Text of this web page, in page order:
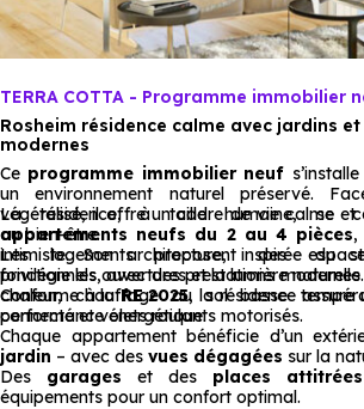
Musée : non disponible.
Restaurant :non disponible.
Services :
Police :non disponible
Poste :non disponible.
Bibliothèque :non disponible.
TERRA COTTA - Programme immobilier
Rosheim résidence calme avec jardins
modernes
Ce programme immobilier neuf
un environnement naturel préservé.
végétalisé, il offre un cadre de vie calme et
au bien-être.
La résidence, à taille humaine, se
appartements neufs du 2 au 4 pièces,
intimiste. Son architecture, inspirée du
privilégie les ouvertures et la lumière naturelle.
Les logements proposent des
fonctionnels, avec des prestations
chaleur, chauffage au sol basse
connecté et volets roulants motorisés.
Conforme à laRE 2025, la résidence assure
performance énergétique.
Chaque appartement bénéficie d’un
jardin – avec des vues dégagées sur la
Des garages et des places attitrées
équipements pour un confort optimal.